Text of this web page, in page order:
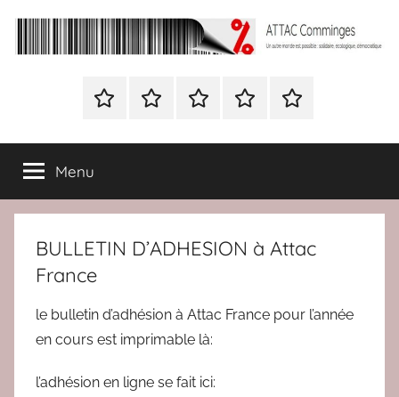
contenu
ATTAC
solidaire,
démocratique
Nous
BULLETIN
à
France
Nous
ATTAC
Signer
pétition
Menu
BULLETIN D’ADHESION à Attac
France
le bulletin d’adhésion à Attac France pour l’année
en cours est imprimable là:
l’adhésion en ligne se fait ici: